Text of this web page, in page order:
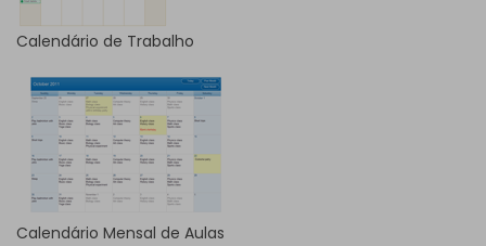
Calendário de Trabalho
Calendário Mensal de Aulas